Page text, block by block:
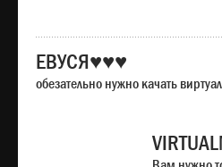
ЕВУСЯ♥♥♥
обезательно нужно качать